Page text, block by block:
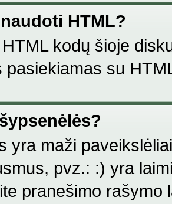
HTML?
kodų šioje
pasiekiamas su
yra maži
pvz.: :) yra
pranešimo rašymo